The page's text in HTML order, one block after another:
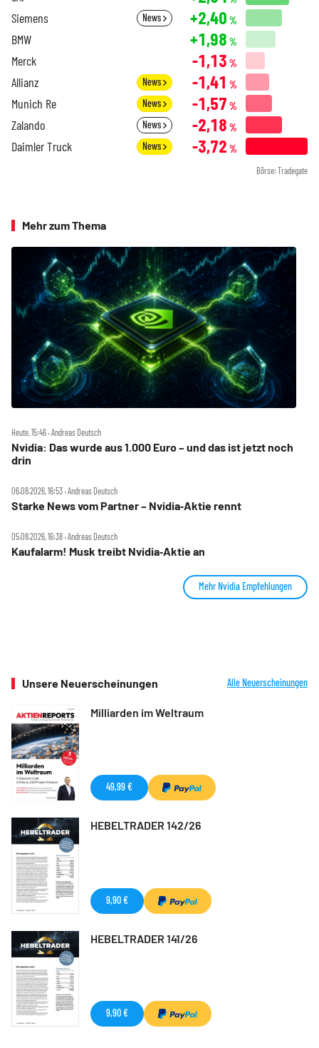
Siemens News +2,40 %
BMW +1,98 %
Merck -1,13 %
Allianz News -1,41 %
Munich Re News -1,57 %
Zalando News -2,18 %
Daimler Truck News -3,72 %
Börse: Tradegate
Mehr zum Thema
Heute, 15:46 ‧ Andreas Deutsch
Nvidia: Das wurde aus 1.000 Euro – und das ist jetzt noch
drin
06.08.2026, 16:53 ‧ Andreas Deutsch
Starke News vom Partner – Nvidia‑Aktie rennt
05.08.2026, 16:38 ‧ Andreas Deutsch
Kaufalarm! Musk treibt Nvidia‑Aktie an
Mehr Nvidia Empfehlungen
Unsere Neuerscheinungen Alle Neuerscheinungen
Milliarden im Weltraum
49,99 €
HEBELTRADER 142/26
9,90 €
HEBELTRADER 141/26
9,90 €